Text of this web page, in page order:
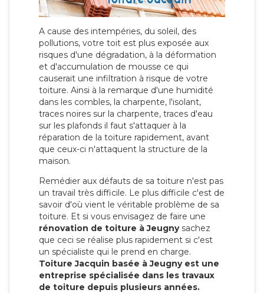
A cause des intempéries, du soleil, des
pollutions, votre toit est plus exposée aux
risques d'une dégradation, à la déformation
et d'accumulation de mousse ce qui
causerait une infiltration à risque de votre
toiture. Ainsi à la remarque d'une humidité
dans les combles, la charpente, l'isolant,
traces noires sur la charpente, traces d'eau
sur les plafonds il faut s'attaquer à la
réparation de la toiture rapidement, avant
que ceux-ci n'attaquent la structure de la
maison.
Remédier aux défauts de sa toiture n'est pas
un travail très difficile. Le plus difficile c'est de
savoir d'où vient le véritable problème de sa
toiture. Et si vous envisagez de faire une
rénovation de toiture à Jeugnysachez
que ceci se réalise plus rapidement si c'est
un spécialiste qui le prend en charge.
Toiture Jacquin basée à Jeugny est une
entreprise spécialisée dans les travaux
de toiture depuis plusieurs années.